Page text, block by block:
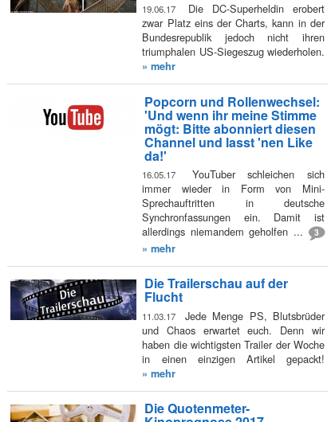
19.06.17
Die DC-Superheldin erobert
zwar Platz eins der Charts, kann in der
Bundesrepublik jedoch nicht ihren
triumphalen US-Siegeszug wiederholen.
» mehr
Popcorn und Rollenwechsel:
'Und wenn ihr meine Stimme
mögt: Bitte abonniert diesen
Channel und lasst 'nen Like
da!'
16.05.17
YouTuber schleichen sich
immer wieder in Form von Mini-
Sprechauftritten in deutsche
Synchronfassungen ein. Damit ist
allerdings niemandem geholfen ...
3
» mehr
Die Trailerschau auf der
Flucht
11.03.17
Jede Menge PS, Blutsbrüder
und Chaos erwartet euch. Denn wir
haben die wichtigsten Trailer der Woche
in einen einzigen Artikel gepackt!
» mehr
Die Quotenmeter-